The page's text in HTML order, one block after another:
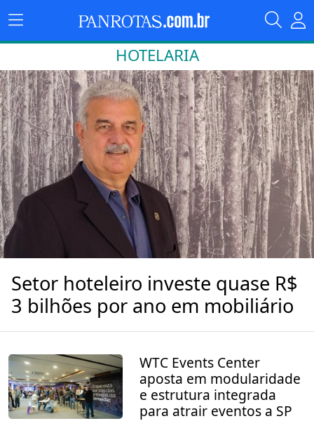
HOTELARIA
Setor hoteleiro investe quase R$
3 bilhões por ano em mobiliário
WTC Events Center
aposta em modularidade
e estrutura integrada
para atrair eventos a SP